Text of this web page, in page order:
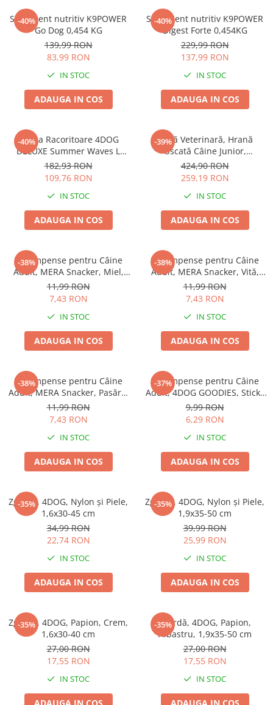
-40%
Supliment nutritiv K9POWER
Go Dog 0,454 KG
139,99 RON
83,99 RON
IN STOC
ADAUGA IN COS
-40%
Supliment nutritiv K9POWER
Digest Forte 0,454KG
229,99 RON
137,99 RON
IN STOC
ADAUGA IN COS
-40%
Saltea Racoritoare 4DOG
DELUXE Summer Waves L
77x46cm
182,93 RON
109,76 RON
IN STOC
ADAUGA IN COS
-39%
Dietă Veterinară, Hrană
Uscată Câine Junior,
EXCLUSION Intestinal, Toate
Rasele, Porc și Orez, 12kg
424,90 RON
259,19 RON
IN STOC
ADAUGA IN COS
-38%
Recompense pentru Câine
Adult, MERA Snacker, Miel,
200g
11,99 RON
7,43 RON
IN STOC
ADAUGA IN COS
-38%
Recompense pentru Câine
Adult, MERA Snacker, Vită,
200g
11,99 RON
7,43 RON
IN STOC
ADAUGA IN COS
-38%
Recompense pentru Câine
Adult, MERA Snacker, Pasăre,
200g
11,99 RON
7,43 RON
IN STOC
ADAUGA IN COS
-37%
Recompense pentru Câine
Adult, 4DOG GOODIES, Sticks
din Orez, Talie Mică, 12 cm, 6
bucăți/pungă
9,99 RON
6,29 RON
IN STOC
ADAUGA IN COS
-35%
Zgardă, 4DOG, Nylon și Piele,
1,6x30-45 cm
34,99 RON
22,74 RON
IN STOC
ADAUGA IN COS
-35%
Zgardă, 4DOG, Nylon și Piele,
1,9x35-50 cm
39,99 RON
25,99 RON
IN STOC
ADAUGA IN COS
-35%
Zgardă, 4DOG, Papion, Crem,
1,6x30-40 cm
27,00 RON
17,55 RON
IN STOC
-35%
Zgardă, 4DOG, Papion,
Albastru, 1,9x35-50 cm
27,00 RON
17,55 RON
IN STOC